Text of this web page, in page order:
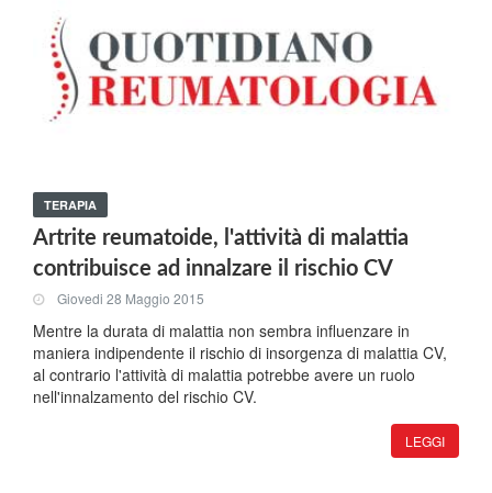
TERAPIA
Artrite reumatoide, l'attività di malattia
contribuisce ad innalzare il rischio CV
Giovedi 28 Maggio 2015
Mentre la durata di malattia non sembra influenzare in
maniera indipendente il rischio di insorgenza di malattia CV,
al contrario l'attività di malattia potrebbe avere un ruolo
nell'innalzamento del rischio CV.
LEGGI